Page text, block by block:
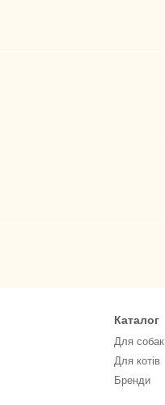
Каталог
Для собак
Для котів
Бренди